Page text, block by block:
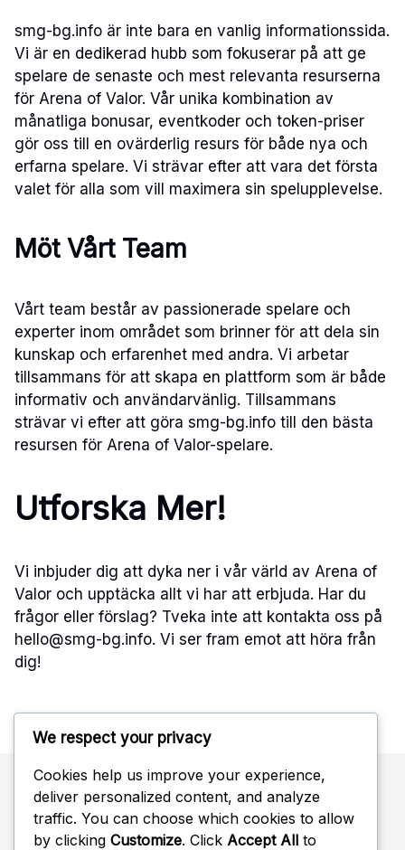
smg-bg.info är inte bara en vanlig informationssida.
Vi är en dedikerad hubb som fokuserar på att ge
spelare de senaste och mest relevanta resurserna
för Arena of Valor. Vår unika kombination av
månatliga bonusar, eventkoder och token-priser
gör oss till en ovärderlig resurs för både nya och
erfarna spelare. Vi strävar efter att vara det första
valet för alla som vill maximera sin spelupplevelse.
Möt Vårt Team
Vårt team består av passionerade spelare och
experter inom området som brinner för att dela sin
kunskap och erfarenhet med andra. Vi arbetar
tillsammans för att skapa en plattform som är både
informativ och användarvänlig. Tillsammans
strävar vi efter att göra smg-bg.info till den bästa
resursen för Arena of Valor-spelare.
Utforska Mer!
Vi inbjuder dig att dyka ner i vår värld av Arena of
Valor och upptäcka allt vi har att erbjuda. Har du
frågor eller förslag? Tveka inte att kontakta oss på
hello@smg-bg.info. Vi ser fram emot att höra från
dig!
Sök
We respect your privacy
Cookies help us improve your experience,
deliver personalized content, and analyze
traffic. You can choose which cookies to allow
by clicking Customize. Click Accept All to